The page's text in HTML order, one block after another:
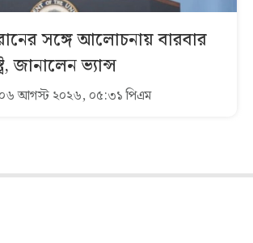
সঙ্গে আলোচনায় বারবার
জানালেন ভ্যান্স
০৬ আগস্ট ২০২৬, ০৫:৩১ পিএম